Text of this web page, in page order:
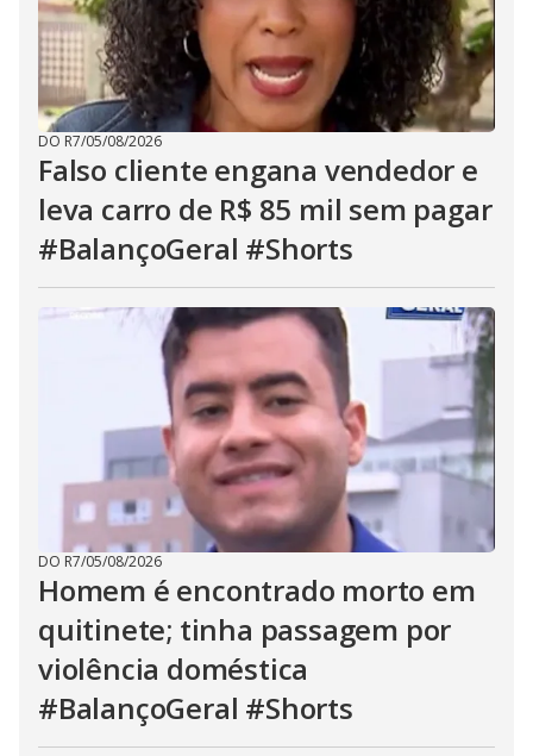
DO R7/05/08/2026
Falso cliente engana vendedor e
leva carro de R$ 85 mil sem pagar
#BalançoGeral #Shorts
DO R7/05/08/2026
Homem é encontrado morto em
quitinete; tinha passagem por
violência doméstica
#BalançoGeral #Shorts